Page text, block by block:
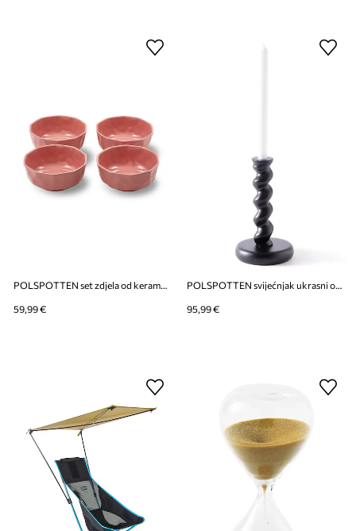
POLSPOTTEN set zdjela od keramike
59,99 €
POLSPOTTEN svijećnjak ukrasni od aluminija M
95,99 €